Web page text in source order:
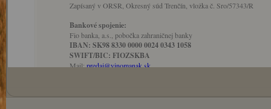
Zapísaný v ORSR, Okresný súd Trenčín, vložka č. Sro/57343/R
Bankové spojenie:
Fio banka, a.s., pobočka zahraničnej banky
IBAN: SK98 8330 0000 0024 0343 1058
SWIFT/BIC: FIOZSKBA
Mail:predaj@vinomanak.sk